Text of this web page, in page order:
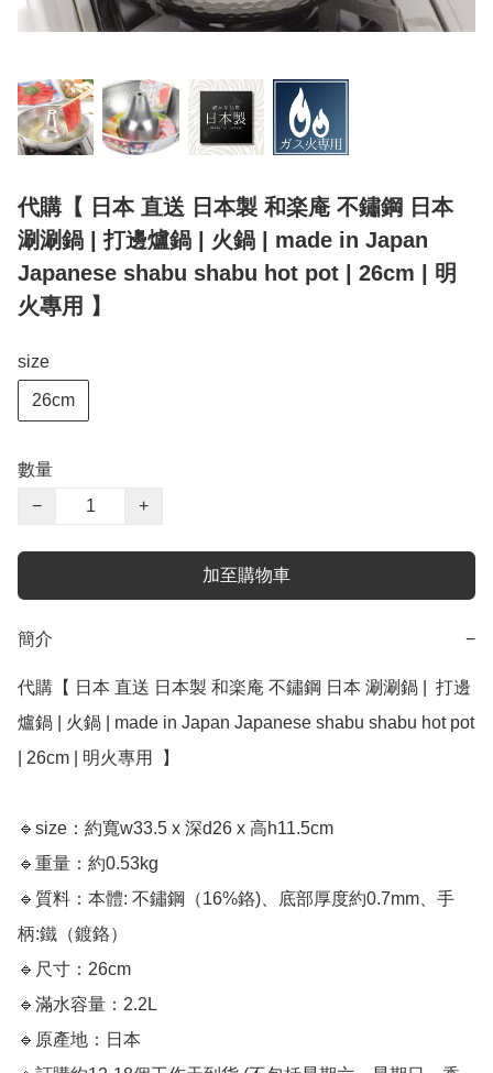
代購【 日本 直送 日本製 和楽庵 不鏽鋼 日本
涮涮鍋 | 打邊爐鍋 | 火鍋 | made in Japan
Japanese shabu shabu hot pot | 26cm | 明
火專用 】
size
26cm
數量
−
+
加至購物車
簡介 −
代購【 日本 直送 日本製 和楽庵 不鏽鋼 日本 涮涮鍋 |  打邊
爐鍋 | 火鍋 | made in Japan Japanese shabu shabu hot pot
| 26cm | 明火專用  】﻿﻿
🔹size：約寬w33.5 x 深d26 x 高h11.5cm
🔹重量：約0.53kg
🔹質料：本體: 不鏽鋼（16%鉻)、底部厚度約0.7mm、手
柄:鐵（鍍鉻）
🔹尺寸：26cm
🔹滿水容量：2.2L
🔹原產地：日本